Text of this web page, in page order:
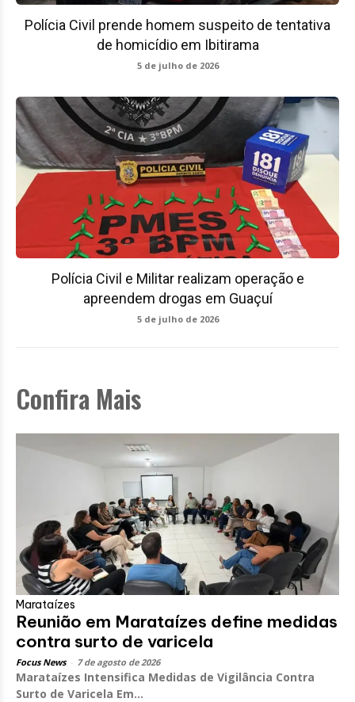
Polícia Civil prende homem suspeito de tentativa
de homicídio em Ibitirama
5 de julho de 2026
Polícia Civil e Militar realizam operação e
apreendem drogas em Guaçuí
5 de julho de 2026
Confira Mais
Marataízes
Reunião em Marataízes define medidas
contra surto de varicela
Focus News 7 de agosto de 2026
Marataízes Intensifica Medidas de Vigilância Contra
Surto de Varicela Em...